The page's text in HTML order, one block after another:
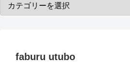
faburu utubo